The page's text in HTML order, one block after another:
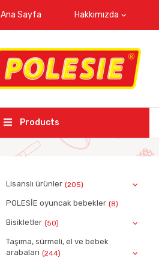
Ana Sayfa Hakkımızda
Products
Lisanslı ürünler (205)
POLESİE oyuncak bebekler (8)
Bisikletler (50)
Taşıma, sürmeli, el ve bebek
arabaları (244)